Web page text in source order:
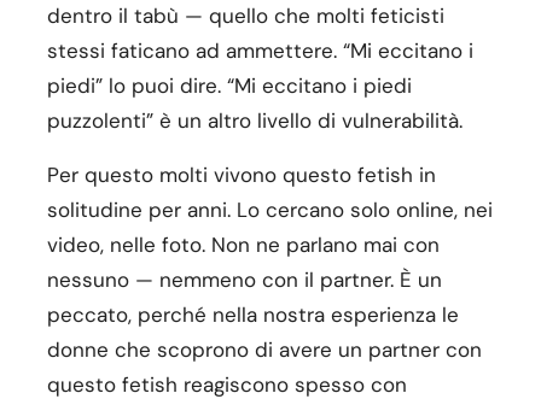
dentro il tabù — quello che molti feticisti
stessi faticano ad ammettere. “Mi eccitano i
piedi” lo puoi dire. “Mi eccitano i piedi
puzzolenti” è un altro livello di vulnerabilità.
Per questo molti vivono questo fetish in
solitudine per anni. Lo cercano solo online, nei
video, nelle foto. Non ne parlano mai con
nessuno — nemmeno con il partner. È un
peccato, perché nella nostra esperienza le
donne che scoprono di avere un partner con
questo fetish reagiscono spesso con